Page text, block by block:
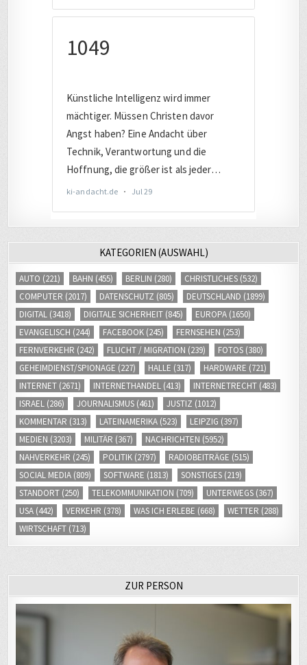
KATEGORIEN (AUSWAHL)
AUTO (221) BAHN (455) BERLIN (280) CHRISTLICHES (532)
COMPUTER (2017) DATENSCHUTZ (805) DEUTSCHLAND (1899)
DIGITAL (3418) DIGITALE SICHERHEIT (845) EUROPA (1650)
EVANGELISCH (244) FACEBOOK (245) FERNSEHEN (253)
FERNVERKEHR (242) FLUCHT / MIGRATION (239) FOTOS (380)
GEHEIMDIENST/SPIONAGE (227) HALLE (317) HARDWARE (721)
INTERNET (2671) INTERNETHANDEL (413) INTERNETRECHT (483)
ISRAEL (286) JOURNALISMUS (461) JUSTIZ (1012)
KOMMENTAR (313) LATEINAMERIKA (523) LEIPZIG (397)
MEDIEN (3203) MILITÄR (367) NACHRICHTEN (5952)
NAHVERKEHR (245) POLITIK (2797) RADIOBEITRÄGE (515)
SOCIAL MEDIA (809) SOFTWARE (1813) SONSTIGES (219)
STANDORT (250) TELEKOMMUNIKATION (709) UNTERWEGS (367)
USA (442) VERKEHR (378) WAS ICH ERLEBE (668) WETTER (288)
WIRTSCHAFT (713)
ZUR PERSON